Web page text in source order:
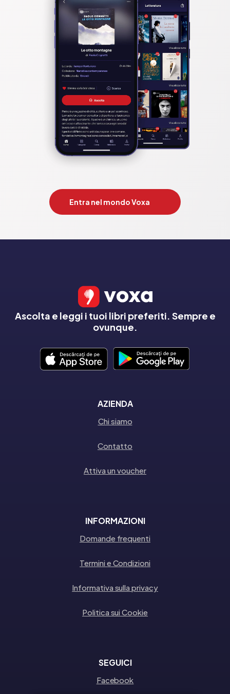
Entra nel mondo Voxa
Ascolta e leggi i tuoi libri preferiti. Sempre e
ovunque.
AZIENDA
Chi siamo
Contatto
Attiva un voucher
INFORMAZIONI
Domande frequenti
Termini e Condizioni
Informativa sulla privacy
Politica sui Cookie
SEGUICI
Facebook